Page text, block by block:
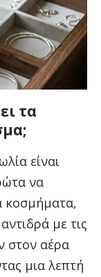
τα
είναι
να
κοσμήματα,
με τις
στον αέρα
μια λεπτή